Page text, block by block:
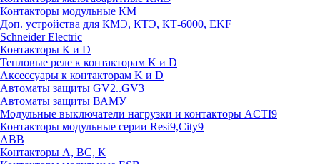
Контакторы модульные КМ
Доп. устройства для КМЭ, КТЭ, КТ-6000, EKF
Schneider Electric
Контакторы К и D
Тепловые реле к контакторам K и D
Аксессуары к контакторам K и D
Автоматы защиты GV2..GV3
Автоматы защиты ВАМУ
Модульные выключатели нагрузки и контакторы ACTI9
Контакторы модульные серии Resi9,City9
ABB
Контакторы А, ВС, К